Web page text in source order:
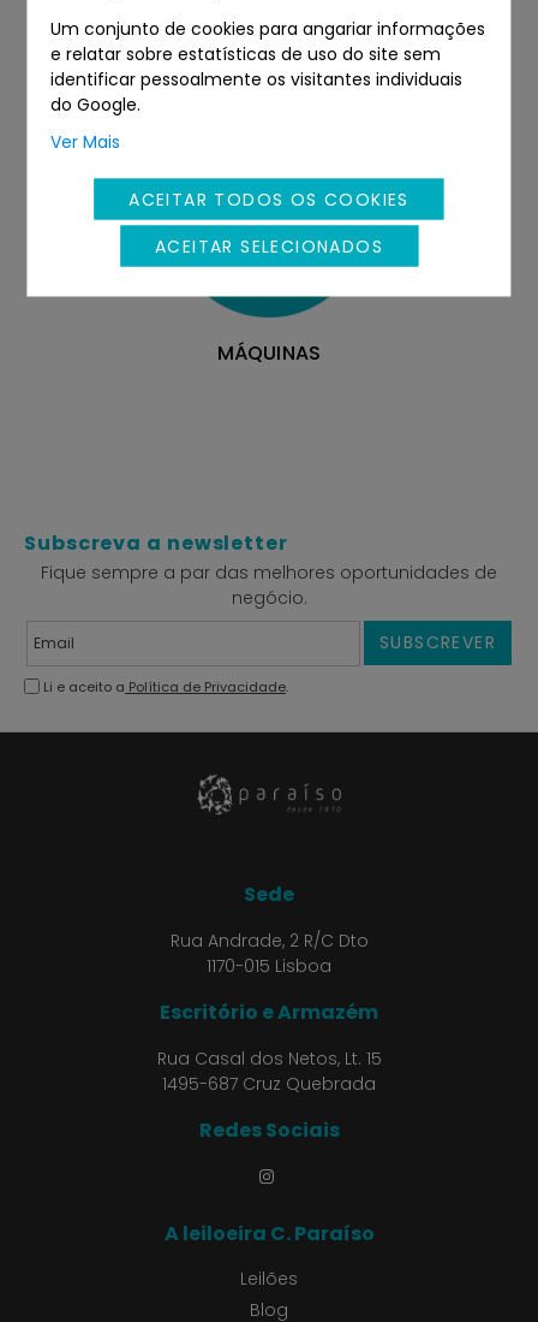
Um conjunto de cookies para angariar informações
e relatar sobre estatísticas de uso do site sem
identificar pessoalmente os visitantes individuais
do Google.
Ver Mais
ACEITAR TODOS OS COOKIES
ACEITAR SELECIONADOS
MÁQUINAS
Subscreva a newsletter
Fique sempre a par das melhores oportunidades de
negócio.
SUBSCREVER
Li e aceito a Política de Privacidade.
Sede
Rua Andrade, 2 R/C Dto
1170-015 Lisboa
Escritório e Armazém
Rua Casal dos Netos, Lt. 15
1495-687 Cruz Quebrada
Redes Sociais
A leiloeira C. Paraíso
Leilões
Blog